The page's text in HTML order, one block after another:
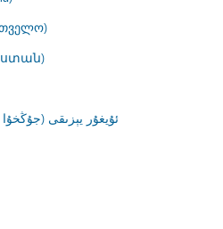
ئۇيغۇر يېزىقى